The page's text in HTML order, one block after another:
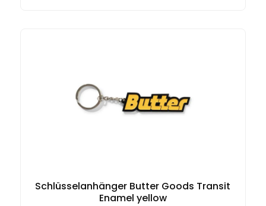
Schlüsselanhänger Butter Goods Transit
Enamel yellow